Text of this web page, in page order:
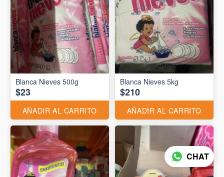
Blanca Nieves 500g
$23
AÑADIR AL CARRITO
Blanca Nieves 5kg
$210
AÑADIR AL CARRITO
CHAT